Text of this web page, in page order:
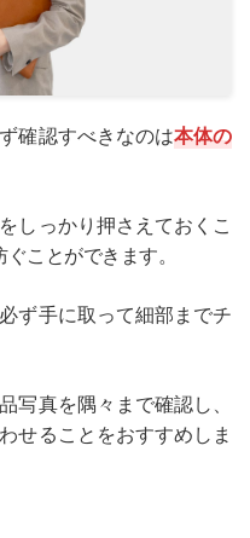
確認すべきなのは本体の
しっかり押さえておくこ
ことができます。
ず手に取って細部までチ
写真を隅々まで確認し、
せることをおすすめしま